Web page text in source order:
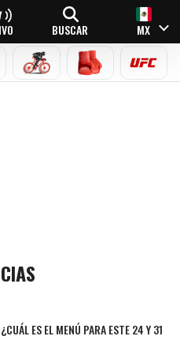
BUSCAR MX
1
CICLISMOBOXEO UFC
ES EL MENÚ PARA ESTE 24 Y 31